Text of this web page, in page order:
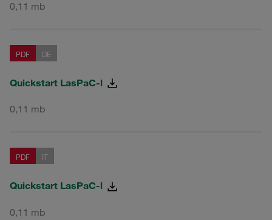
0,11 mb
PDF DE
Quickstart LasPaC-l
0,11 mb
PDF IT
Quickstart LasPaC-l
0,11 mb